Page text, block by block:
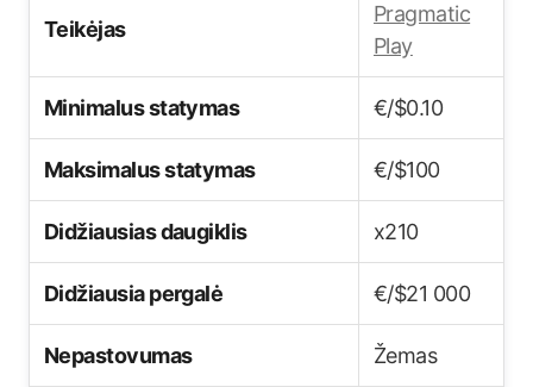
Teikėjas
Pragmatic
Play
Minimalus statymas €/$0.10
Maksimalus statymas €/$100
Didžiausias daugiklis x210
Didžiausia pergalė €/$21 000
Nepastovumas Žemas